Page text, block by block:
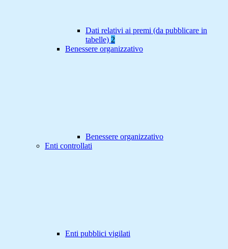
Dati relativi ai premi (da pubblicare in
tabelle) 2
Benessere organizzativo
Benessere organizzativo
Enti controllati
Enti pubblici vigilati